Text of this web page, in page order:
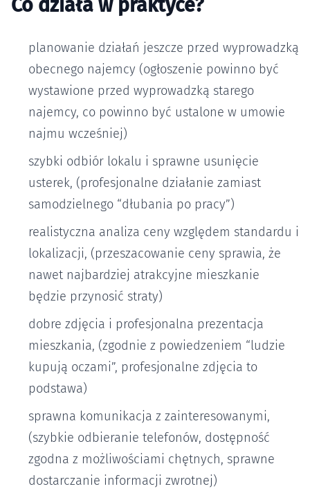
Co działa w praktyce?
planowanie działań jeszcze przed wyprowadzką
obecnego najemcy (ogłoszenie powinno być
wystawione przed wyprowadzką starego
najemcy, co powinno być ustalone w umowie
najmu wcześniej)
szybki odbiór lokalu i sprawne usunięcie
usterek, (profesjonalne działanie zamiast
samodzielnego “dłubania po pracy”)
realistyczna analiza ceny względem standardu i
lokalizacji, (przeszacowanie ceny sprawia, że
nawet najbardziej atrakcyjne mieszkanie
będzie przynosić straty)
dobre zdjęcia i profesjonalna prezentacja
mieszkania, (zgodnie z powiedzeniem “ludzie
kupują oczami”, profesjonalne zdjęcia to
podstawa)
sprawna komunikacja z zainteresowanymi,
(szybkie odbieranie telefonów, dostępność
zgodna z możliwościami chętnych, sprawne
dostarczanie informacji zwrotnej)